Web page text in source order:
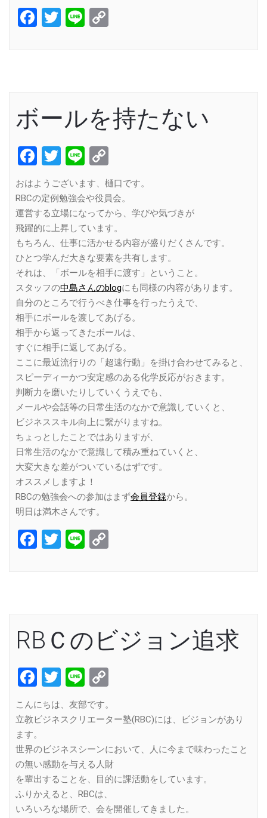
Facebook
Twitter
Line
ボールを持たない
Facebook
Twitter
Line
Link
おはようございます、樋口です。
RBCの定例勉強会や役員会。
運営する立場になってから、学びや気づきが
飛躍的に上昇しています。
もちろん、仕事に活かせる内容が盛りだくさんです。
ひとつ学んだ大きな要素を共有します。
それは、「ボールを相手に渡す」ということ。
スタッフの中島さんのblogにも同様の内容があります。
自分のところで行うべき仕事を行ったうえで、
相手にボールを渡してあげる。
相手から返ってきたボールは、
すぐに相手に返してあげる。
ここに最近流行りの「超速行動」を掛け合わせてみると、
スピーディーかつ安定感のある化学反応がおきます。
判断力を磨いたりしていくうえでも、
メールや会話等の日常生活のなかで意識していくと、
ビジネススキル向上に繋がりますね。
ちょっとしたことではありますが、
日常生活のなかで意識して積み重ねていくと、
大変大きな差がついているはずです。
オススメしますよ！
RBCの勉強会への参加はまず会員登録から。
明日は満木さんです。
Facebook
Twitter
Line
RBＣのビジョン追求
Facebook
Twitter
Line
こんにちは、友部です。
立教ビジネスクリエーター塾(RBC)には、ビジョンがあり
ます。
世界のビジネスシーンにおいて、人に今まで味わったこと
の無い感動を与える人財
を輩出することを、目的に課活動をしています。
ふりかえると、RBCは、
いろいろな場所で、会を開催してきました。